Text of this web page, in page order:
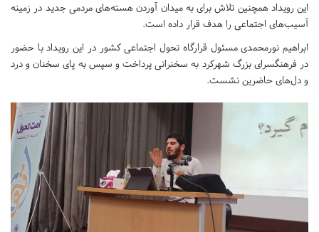
این رویداد همچنین تلاش برای به میدان آوردن هسته‌های مردمی جدید در زمینه
آسیب‌های اجتماعی را هدف قرار داده است.
ابراهیم نورمحمدی مسئول قرارگاه تحول اجتماعی کشور در این رویداد با حضور
در فرهنگسرای بزرگ شهرکرد به سخنرانی پرداخت و سپس به پای سخنان و درد
و دل‌های حاضرین نشست.